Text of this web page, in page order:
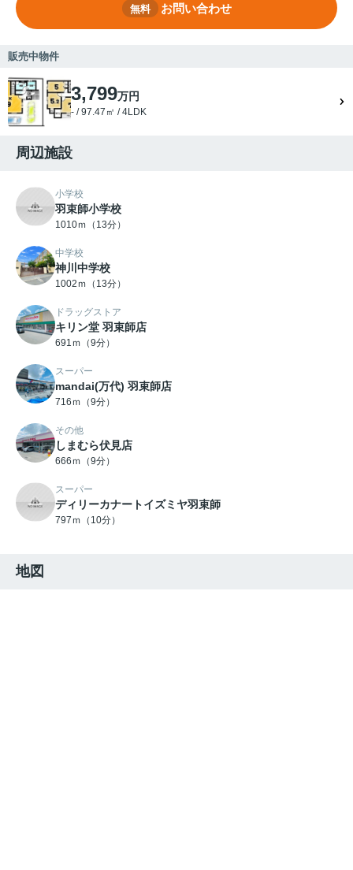
無料 お問い合わせ
販売中物件
3,799万円
- / 97.47㎡ / 4LDK
周辺施設
小学校
羽束師小学校
1010ｍ（13分）
中学校
神川中学校
1002ｍ（13分）
ドラッグストア
キリン堂 羽束師店
691ｍ（9分）
スーパー
mandai(万代) 羽束師店
716ｍ（9分）
その他
しまむら伏見店
666ｍ（9分）
スーパー
ディリーカナートイズミヤ羽束師
797ｍ（10分）
地図